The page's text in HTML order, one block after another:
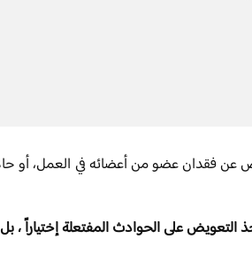
فقدان عضو من أعضائه في العمل، أو
على الحوادث المفتعلة إختياراً ،